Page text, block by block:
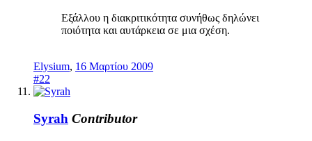
Εξάλλου η διακριτικότητα συνήθως δηλώνει
ποιότητα και αυτάρκεια σε μια σχέση.
Elysium, 16 Μαρτίου 2009
#22
Syrah Contributor